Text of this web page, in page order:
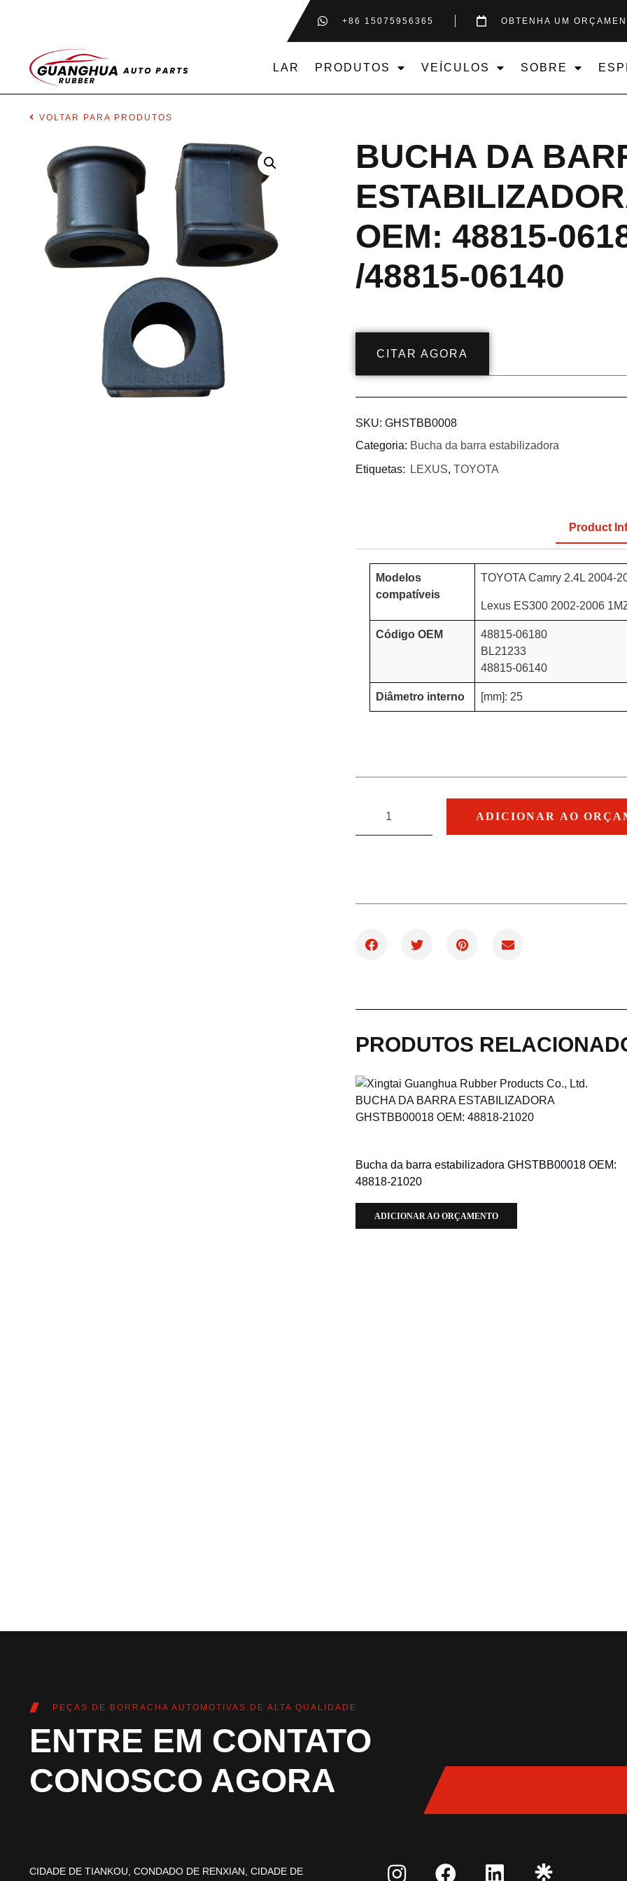
+86 15075956365 OBTENHA UM
LAR PRODUTOS VEÍCULOS SOBRE
VOLTAR PARA PRODUTOS
BUCHA DA
OEM: 48815-
/48815-06140
CITAR AGORA
SKU:GHSTBB0008
Categoria: Bucha da barra estabilizadora
Etiquetas: LEXUS,TOYOTA
Product
Modelos
compatíveis
TOYOTA Camry 2.4L 2004-
Lexus ES300 2002-2006
Código OEM
48815-06180
BL21233
48815-06140
Diâmetro interno [mm]: 25
ADICIONAR AO
PRODUTOS
Bucha da barra estabilizadora GHSTBB00018 OEM:
48818-21020
ADICIONAR AO ORÇAMENTO
PEÇAS DE BORRACHA AUTOMOTIVAS DE ALTA QUALIDADE
ENTRE EM CONTATO
CONOSCO AGORA
CIDADE DE TIANKOU, CONDADO DE RENXIAN, CIDADE DE